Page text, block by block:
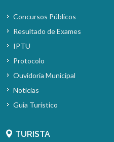
Concursos Públicos
Resultado de Exames
IPTU
Protocolo
Ouvidoria Municipal
Notícias
Guia Turístico
TURISTA